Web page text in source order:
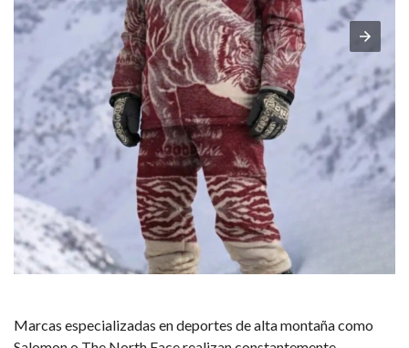
Marcas especializadas en deportes de alta montaña como